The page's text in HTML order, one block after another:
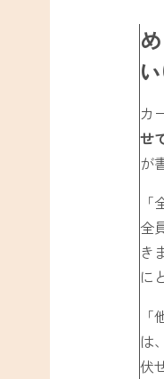
カ
せ
が
全
き
に
は
伏